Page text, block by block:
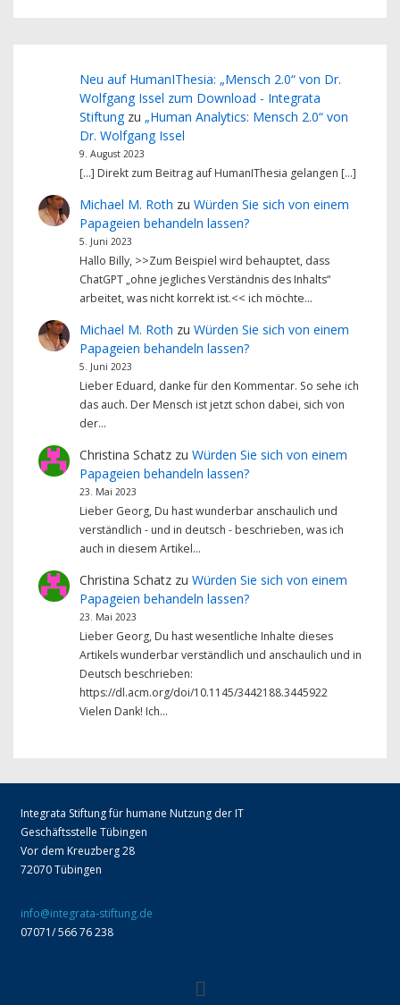
Neu auf HumanIThesia: „Mensch 2.0“ von Dr.
Wolfgang Issel zum Download - Integrata
Stiftungzu „Human Analytics: Mensch 2.0“ von
Dr. Wolfgang Issel
9. August 2023
[…] Direkt zum Beitrag auf HumanIThesia gelangen […]
Michael M. Roth zu Würden Sie sich von einem
Papageien behandeln lassen?
5. Juni 2023
Hallo Billy, >>Zum Beispiel wird behauptet, dass
ChatGPT „ohne jegliches Verständnis des Inhalts“
arbeitet, was nicht korrekt ist.<< ich möchte…
Michael M. Roth zu Würden Sie sich von einem
Papageien behandeln lassen?
5. Juni 2023
Lieber Eduard, danke für den Kommentar. So sehe ich
das auch. Der Mensch ist jetzt schon dabei, sich von
der…
Christina Schatzzu Würden Sie sich von einem
Papageien behandeln lassen?
23. Mai 2023
Lieber Georg, Du hast wunderbar anschaulich und
verständlich - und in deutsch - beschrieben, was ich
auch in diesem Artikel…
Christina Schatzzu Würden Sie sich von einem
Papageien behandeln lassen?
23. Mai 2023
Lieber Georg, Du hast wesentliche Inhalte dieses
Artikels wunderbar verständlich und anschaulich und in
Deutsch beschrieben:
https://dl.acm.org/doi/10.1145/3442188.3445922
Vielen Dank! Ich…
Integrata Stiftung für humane Nutzung der IT
Geschäftsstelle Tübingen
Vor dem Kreuzberg 28
72070 Tübingen
info@integrata-stiftung.de
07071/ 566 76 238